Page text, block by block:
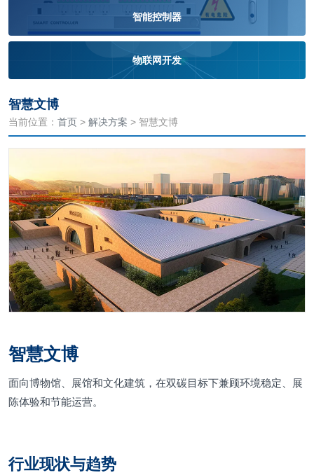
智能控制器
物联网开发
智慧文博
当前位置： 首页 > 解决方案 > 智慧文博
智慧文博
面向博物馆、展馆和文化建筑，在双碳目标下兼顾环境稳定、展
陈体验和节能运营。
行业现状与趋势